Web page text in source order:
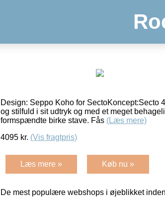
Design: Seppo Koho for SectoKoncept:Secto
og stilfuld i sit udtryk og med et meget
formspændte birke stave. Fås (Læs mere)
4095 kr. (Vis fragtpris)
Læs mere » Køb nu »
De mest populære webshops i øjeblikket